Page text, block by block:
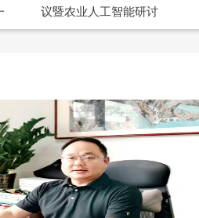
议暨农业人工智能研讨